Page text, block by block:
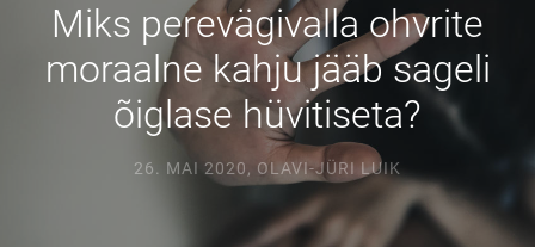
Miks perevägivalla ohvrite
moraalne kahju jääb sageli
õiglase hüvitiseta?
26. MAI 2020, OLAVI-JÜRI LUIK